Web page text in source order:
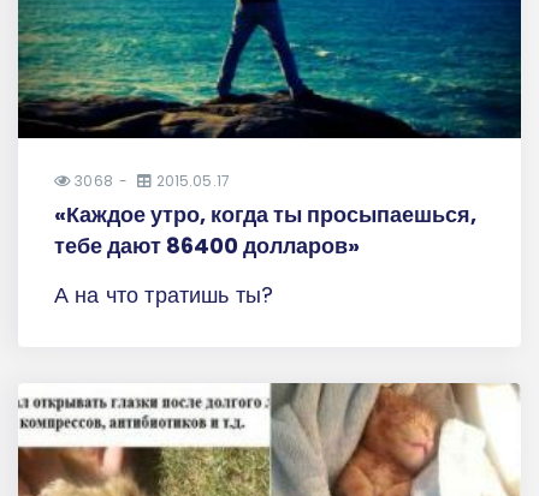
3068 2015.05.17
«Каждое утро, когда ты просыпаешься,
тебе дают 86400 долларов»
А на что тратишь ты?